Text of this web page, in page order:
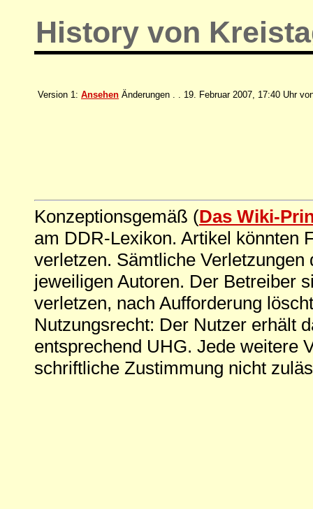
History von
Version 1: Ansehen Änderungen . . 19. Februar 2007, 17:40 Uhr
Konzeptionsgemäß (Das Wiki-
am DDR-Lexikon. Artikel könnten
verletzen. Sämtliche
jeweiligen Autoren. Der Betreiber
verletzen, nach Aufforderung
Nutzungsrecht: Der Nutzer erhält
entsprechend UHG. Jede weitere
schriftliche Zustimmung nicht